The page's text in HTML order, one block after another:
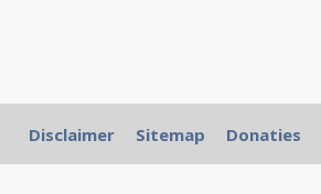
Disclaimer Sitemap Donaties